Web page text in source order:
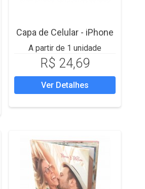
Capa de Celular - iPhone
A partir de 1 unidade
R$ 24,69
Ver Detalhes